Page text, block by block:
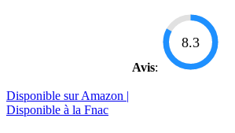
Avis:
8.3
Disponible sur Amazon |
Disponible à la Fnac